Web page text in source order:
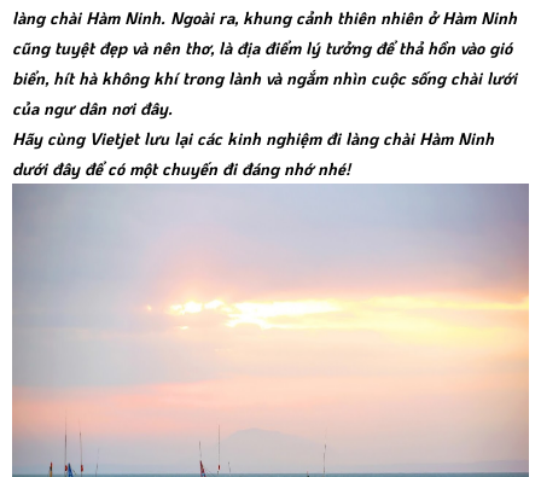
làng chài Hàm Ninh. Ngoài ra, khung cảnh thiên nhiên ở Hàm Ninh
cũng tuyệt đẹp và nên thơ, là địa điểm lý tưởng để thả hồn vào gió
biển, hít hà không khí trong lành và ngắm nhìn cuộc sống chài lưới
của ngư dân nơi đây.
Hãy cùng Vietjet lưu lại các kinh nghiệm đi làng chài Hàm Ninh
dưới đây để có một chuyến đi đáng nhớ nhé!